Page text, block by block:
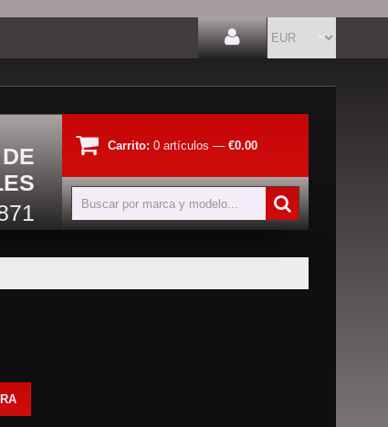
Carrito: 0 artículos — €0.00